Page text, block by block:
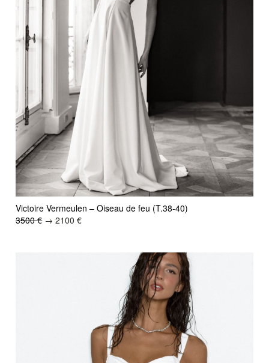
Victoire Vermeulen – Oiseau de feu (T.38-40)
3500 € → 2100 €